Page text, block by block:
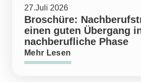
27.Juli 2026
Broschüre:
einen guten Übergang
nachberufliche Phase
Mehr Lesen